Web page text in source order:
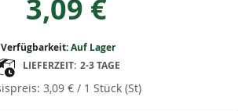
3,09 €
3,09 € / 1 Stück (St)
Verfügbarkeit:Auf Lager
LIEFERZEIT: 2-3 TAGE